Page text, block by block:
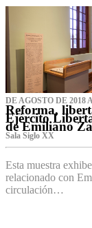
DE AGOSTO DE 2018
Reforma,
Ejército
de Emiliano
Sala Siglo XX
Esta muestra
relacionado con
circulación…